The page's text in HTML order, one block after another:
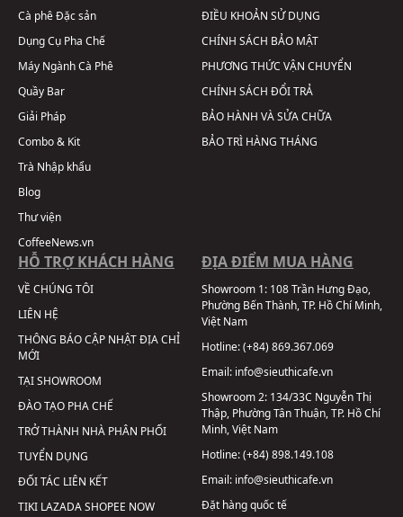
Cà phê Đặc sản
Dụng Cụ Pha Chế
Máy Ngành Cà Phê
Quầy Bar
Giải Pháp
Combo & Kit
Trà Nhập khẩu
Blog
Thư viện
CoffeeNews.vn
ĐIỀU KHOẢN SỬ DỤNG
CHÍNH SÁCH BẢO MẬT
PHƯƠNG THỨC VẬN CHUYỂN
CHÍNH SÁCH ĐỔI TRẢ
BẢO HÀNH VÀ SỬA CHỮA
BẢO TRÌ HÀNG THÁNG
HỖ TRỢ KHÁCH HÀNG
VỀ CHÚNG TÔI
LIÊN HỆ
THÔNG BÁO CẬP NHẬT ĐỊA CHỈ
MỚI
TẠI SHOWROOM
ĐÀO TẠO PHA CHẾ
TRỞ THÀNH NHÀ PHÂN PHỐI
TUYỂN DỤNG
ĐỐI TÁC LIÊN KẾT
TIKI LAZADASHOPEE NOW
ĐỊA ĐIỂM MUA HÀNG
Showroom 1: 108 Trần Hưng Đạo,
Phường Bến Thành, TP. Hồ Chí Minh,
Việt Nam
Hotline:(+84) 869.367.069
Email: info@sieuthicafe.vn
Showroom 2: 134/33C Nguyễn Thị
Thập, Phường Tân Thuận, TP. Hồ Chí
Minh, Việt Nam
Hotline:(+84) 898.149.108
Email: info@sieuthicafe.vn
Đặt hàng quốc tế